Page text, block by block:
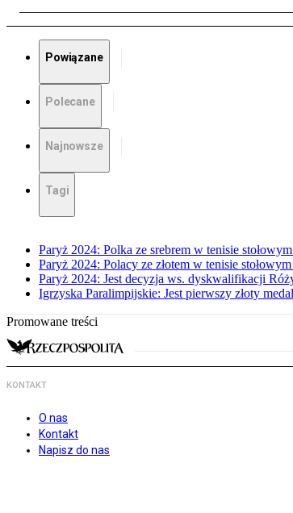
Powiązane
Polecane
Najnowsze
Tagi
Paryż 2024: Polka ze srebrem w tenisie
Paryż 2024: Polacy ze złotem w tenisie
Paryż 2024: Jest decyzja ws. dyskwalifikacji
Igrzyska Paralimpijskie: Jest pierwszy złoty
Promowane treści
KONTAKT
O nas
Kontakt
Napisz do nas